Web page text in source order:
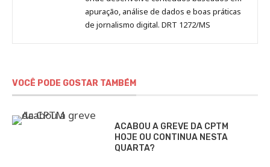
apuração, análise de dados e boas práticas
de jornalismo digital. DRT 1272/MS
VOCÊ PODE GOSTAR TAMBÉM
ACABOU A GREVE DA CPTM
HOJE OU CONTINUA NESTA
QUARTA?